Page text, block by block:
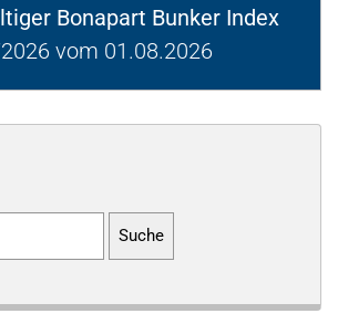
Bonapart Bunker Index
vom 01.08.2026